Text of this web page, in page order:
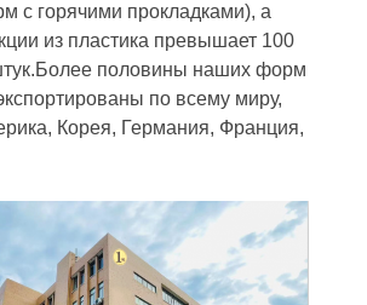
с горячими прокладками), а
из пластика превышает 100
половины наших форм
по всему миру,
Корея, Германия, Франция,